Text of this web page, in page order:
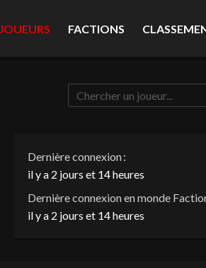
JOUEURS FACTIONS
Dernière connexion :
il y a 2 jours et 14 heures
Dernière connexion en monde
il y a 2 jours et 14 heures